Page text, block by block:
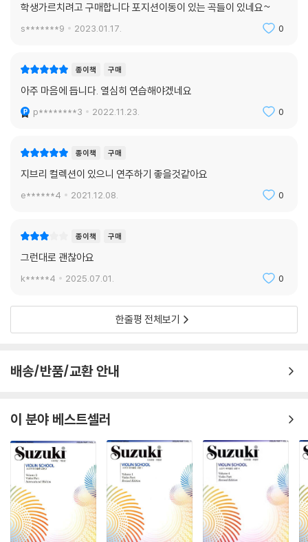
학생가르치려고 구매합니다 포지션이동이 있는 곡들이 있네요~
s*******9 2023.01.17. 0
종이책 구매
아주 마음에 듭니다. 열심히 연습해야겠네요
p********3 2022.11.23. 0
종이책 구매
지브리 컬렉션이 있으니 연주하기 좋을것같아요
e******4 2021.12.08. 0
종이책 구매
그런대로 괜찮아요
k*****4 2025.07.01. 0
한줄평 전체보기
배송/반품/교환 안내
이 분야 베스트셀러